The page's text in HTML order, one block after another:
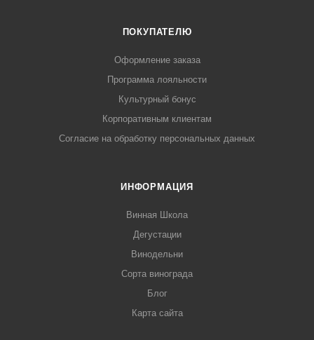
ПОКУПАТЕЛЮ
Оформление заказа
Программа лояльности
Культурный бонус
Корпоративным клиентам
Согласие на обработку персональных данных
ИНФОРМАЦИЯ
Винная Школа
Дегустации
Винодельни
Сорта винограда
Блог
Карта сайта